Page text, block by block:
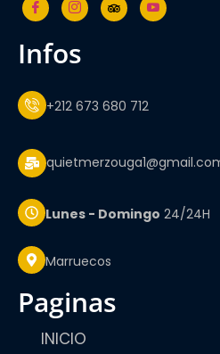
infos
+212 673 680 712
Lunes - Domingo 24/24H
Marruecos
paginas
INICIO